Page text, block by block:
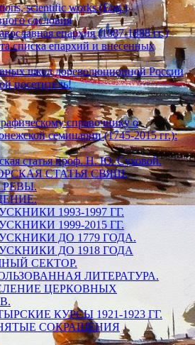
scientific works (Eng.)
сословия
епархия (1887-1888 гг.)
списка епархий и внесенных
школ дореволюционной России
посетитель!
справочнику о
семинарии (1745-2015 гг.):
статья проф. Н. Ю. Суховой.
СТАТЬЯ СВЯЩ.
1993-1997 ГГ.
1999-2015 ГГ.
ДО 1779 ГОДА.
ДО 1918 ГОДА
СЕКТОР.
ЛИТЕРАТУРА.
ЦЕРКОВНЫХ
КУРСЫ 1921-1923 ГГ.
СОКРАЩЕНИЯ